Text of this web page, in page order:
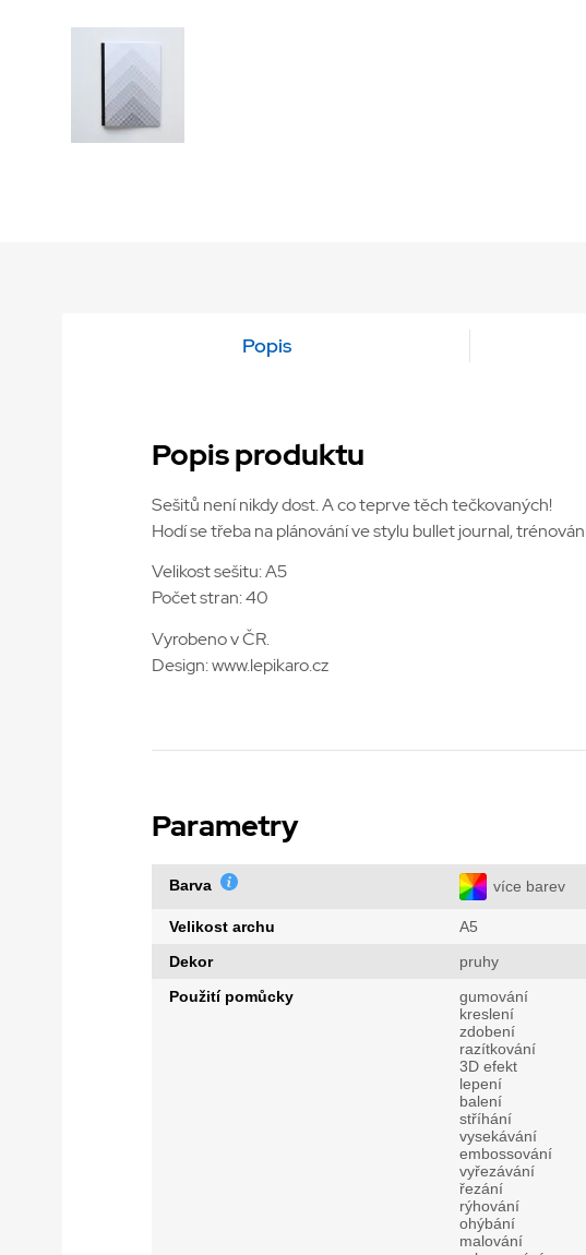
Popis
Popis produktu
Sešitů není nikdy dost. A co teprve těch tečkovaných! ⁠
Hodí se třeba na plánování ve stylu bullet journal,
Velikost sešitu: A5
Počet stran: 40
Vyrobeno v ČR.
Design: www.lepikaro.cz
Parametry
Barva více barev
Velikost archu
A5
Dekor
pruhy
Použití pomůcky
gumování
kreslení
zdobení
razítkování
3D efekt
lepení
balení
stříhání
vysekávání
embossování
vyřezávání
řezání
rýhování
ohýbání
malování